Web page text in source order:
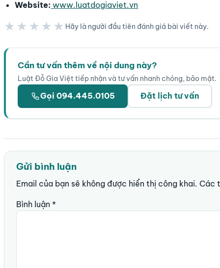
Website: www.luatdogiaviet.vn
★★★★★ Hãy là người đầu tiên đánh giá bài viết này.
Cần tư vấn thêm về nội dung này?
Luật Đỗ Gia Việt tiếp nhận và tư vấn nhanh chóng, bảo mật.
Gọi 094.445.0105 Đặt lịch tư vấn
Gửi bình luận
Email của bạn sẽ không được hiển thị công khai. Các
Bình luận *